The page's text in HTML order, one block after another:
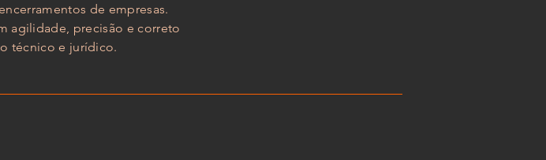
de empresas.
agilidade, precisão e correto
técnico e jurídico.